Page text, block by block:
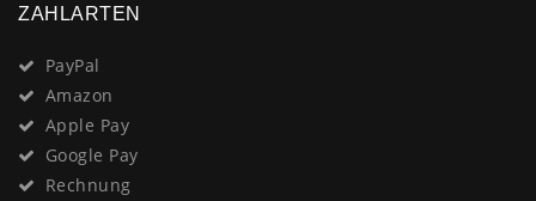
ZAHLARTEN
PayPal
Amazon
Apple Pay
Google Pay
Rechnung